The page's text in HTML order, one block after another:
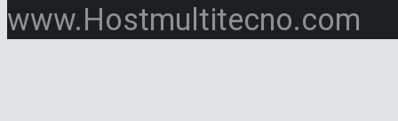
www.Hostmultitecno.com